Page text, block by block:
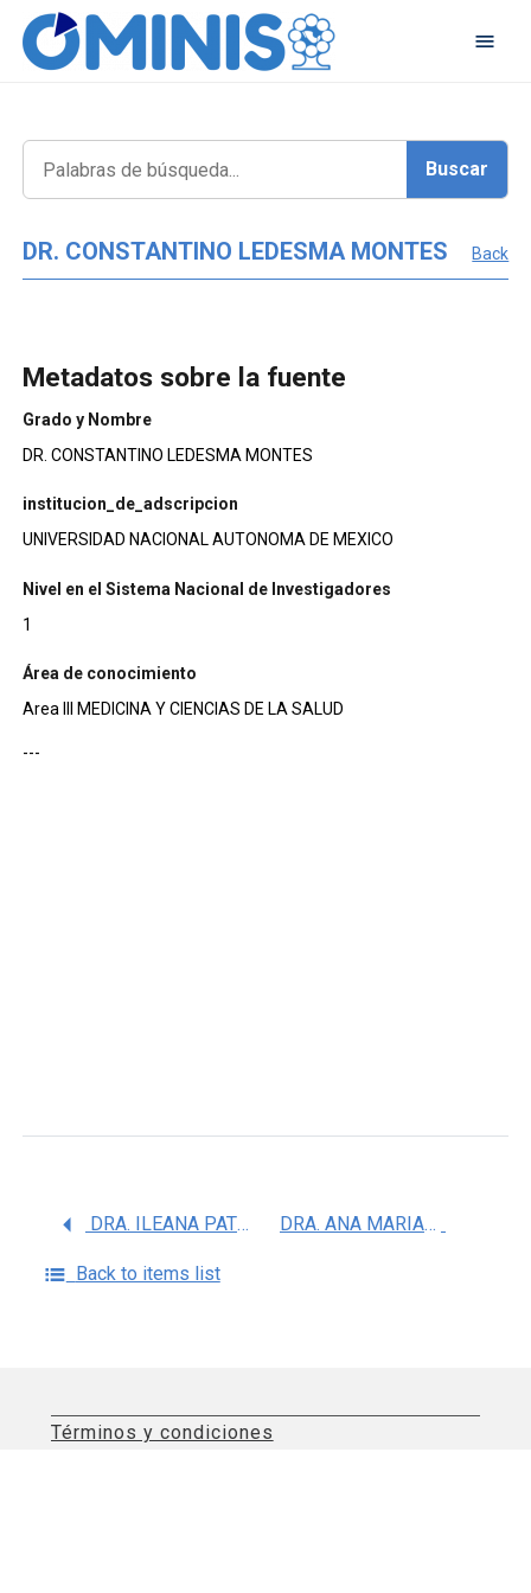
DR. CONSTANTINO LEDESMA MONTES Back
Metadatos sobre la fuente
Grado y Nombre
DR. CONSTANTINO LEDESMA MONTES
institucion_de_adscripcion
UNIVERSIDAD NACIONAL AUTONOMA DE MEXICO
Nivel en el Sistema Nacional de Investigadores
1
Área de conocimiento
Area III MEDICINA Y CIENCIAS DE LA SALUD
---
DRA. ILEANA PATRICIA CANTO CETINA DRA. ANA MARIA SALAZAR MARTINEZ
Back to items list
Términos y condiciones